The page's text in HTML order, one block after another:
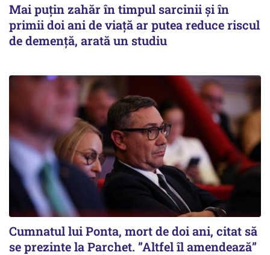
Mai puțin zahăr în timpul sarcinii și în
primii doi ani de viață ar putea reduce riscul
de demență, arată un studiu
Cumnatul lui Ponta, mort de doi ani, citat să
se prezinte la Parchet. ”Altfel îl amendează”